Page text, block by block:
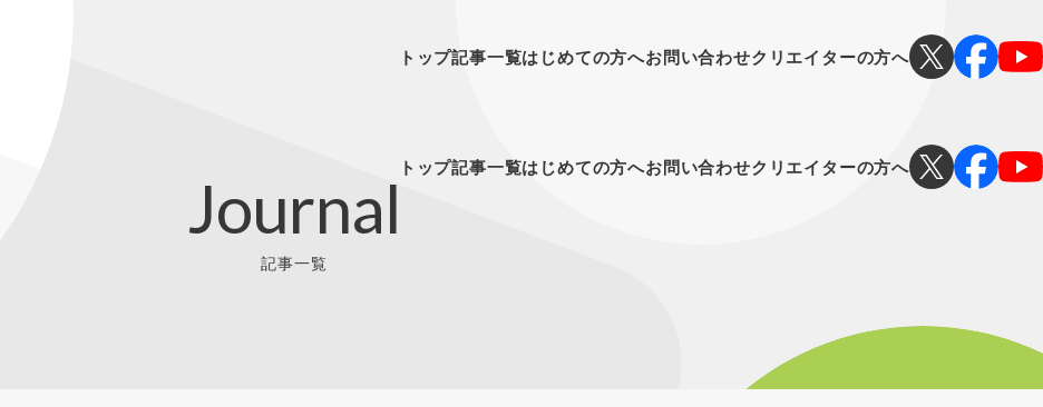
トップ記事一覧はじめての方へお問い合わせクリエイターの方へ
Journal
記事一覧
トップ記事一覧はじめての方へお問い合わせクリエイターの方へ